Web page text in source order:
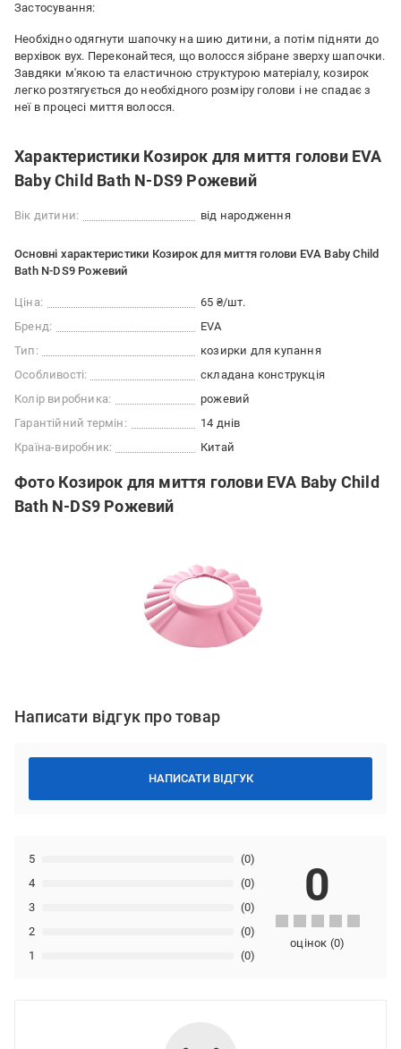
Застосування:
Необхідно одягнути шапочку на шию дитини, а потім підняти до
верхівок вух. Переконайтеся, що волосся зібране зверху шапочки.
Завдяки м'якою та еластичною структурою матеріалу, козирок
легко розтягується до необхідного розміру голови і не спадає з
неї в процесі миття волосся.
Характеристики Козирок для миття голови EVA
Baby Child Bath N-DS9 Рожевий
Вік дитини: від народження
Основні характеристики Козирок для миття голови EVA Baby Child
Bath N-DS9 Рожевий
Ціна:
65 ₴/шт.
Бренд:
EVA
Тип:
козирки для купання
Особливості:
складана конструкція
Колір виробника:
рожевий
Гарантійний термін:
14 днів
Країна-виробник:
Китай
Фото Козирок для миття голови EVA Baby Child
Bath N-DS9 Рожевий
Написати відгук про товар
НАПИСАТИ ВІДГУК
1 (0)
2 (0)
3 (0)
4 (0)
5 (0)
0
оцінок (0)